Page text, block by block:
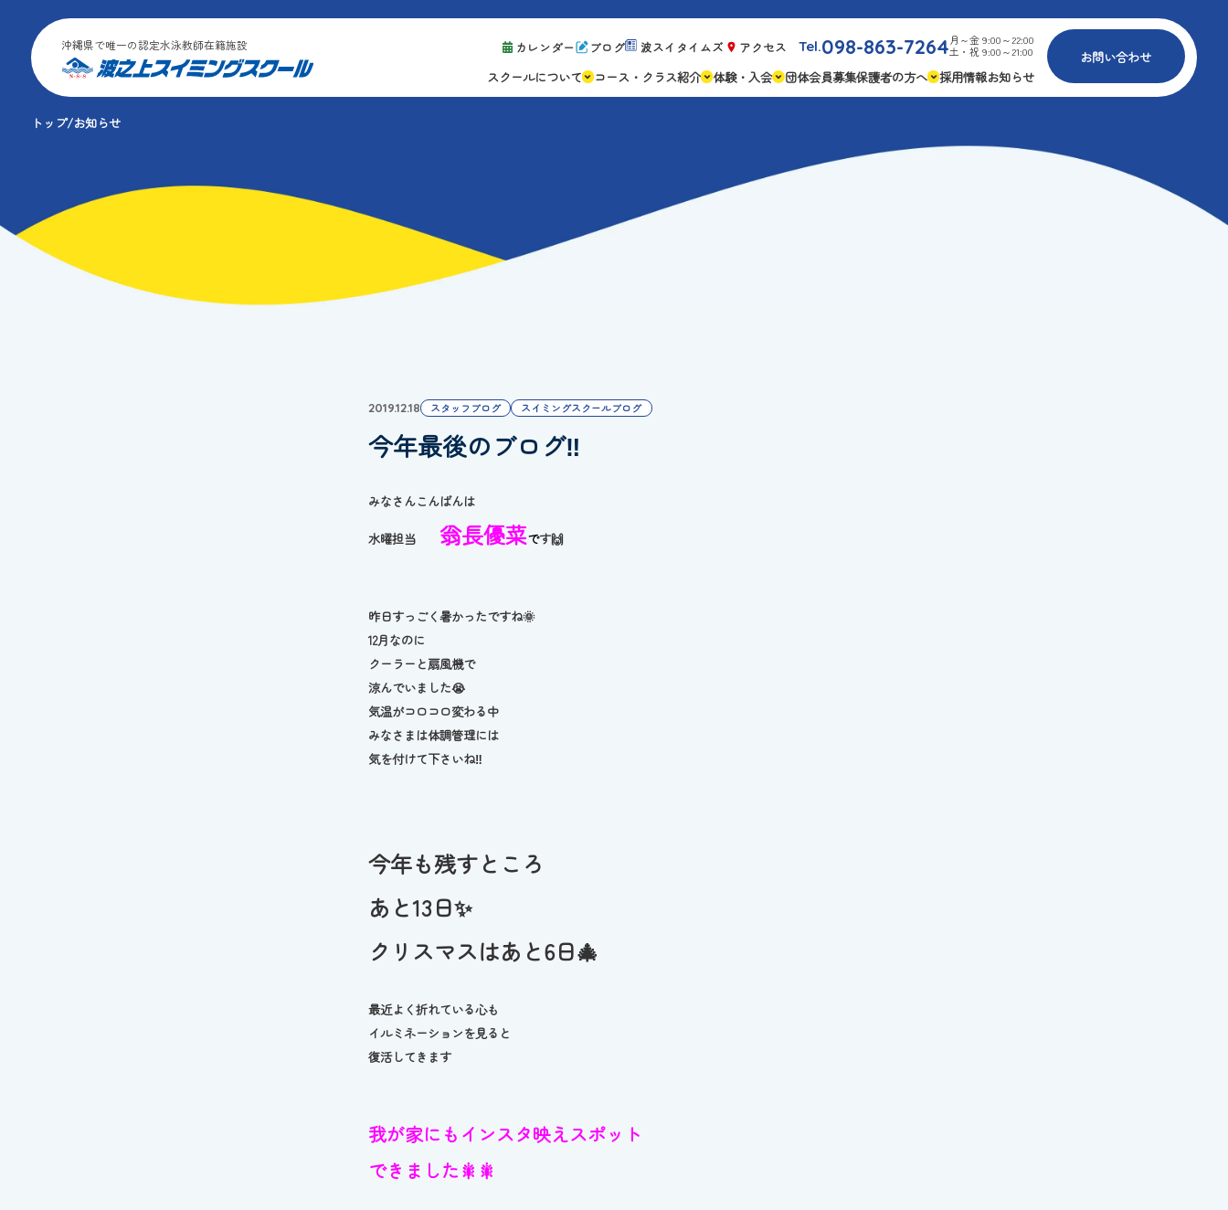
沖縄県で唯一の認定水泳教師在籍施設 カレンダー ブログ 波スイタイムズ アクセス Tel.098-863-7264月～金 9:00～22:00
土・祝 9:00～21:00
お問い合わせ
スクールについて
コース・クラス紹介 体験・入会
キャンペーン情報
よくある質問
団体会員募集保護者の方へ
ゴールデンエイジ
採用情報お知らせ
トップ お知らせ
2019.12.18 スタッフブログ スイミングスクールブログ
今年最後のブログ‼
みなさんこんばんは
水曜担当 翁長優菜です🙌
昨日すっごく暑かったですね🌞
12月なのに
クーラーと扇風機で
涼んでいました😭
気温がコロコロ変わる中
みなさまは体調管理には
気を付けて下さいね‼
今年も残すところ
あと13日✨
クリスマスはあと6日🎄
最近よく折れている心も
イルミネーションを見ると
復活してきます
我が家にもインスタ映えスポット
できました🎇🎇